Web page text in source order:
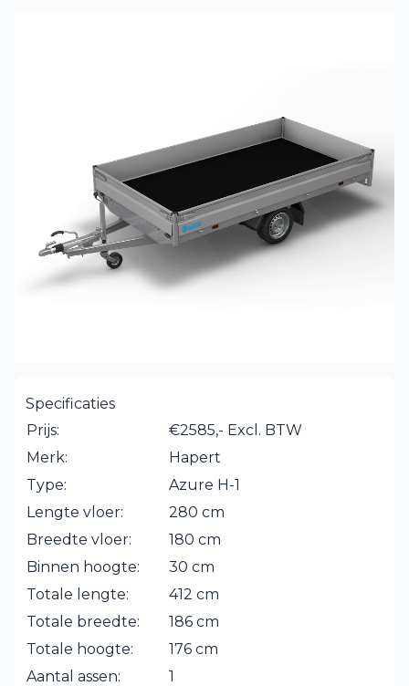
Specificaties
Prijs:
€2585,- Excl. BTW
Merk:
Hapert
Type:
Azure H-1
Lengte vloer:
280 cm
Breedte vloer:
180 cm
Binnen hoogte:
30 cm
Totale lengte:
412 cm
Totale breedte:
186 cm
Totale hoogte:
176 cm
Aantal assen:
1